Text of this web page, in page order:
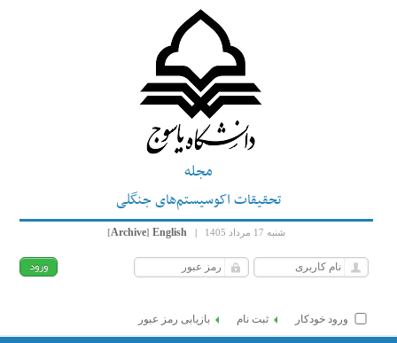
مجله
تحقیقات اکوسیستم‌های جنگلی
شنبه 17 مرداد 1405 |
English
[Archive]
ورود خودکار ثبت نام بازیابی رمز عبور